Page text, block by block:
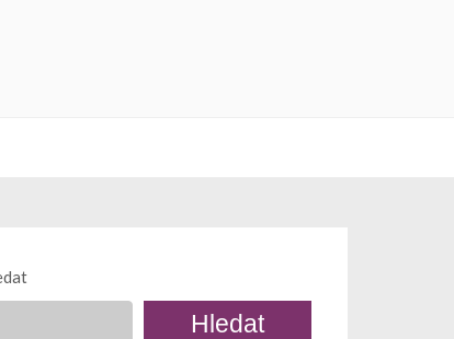
Hledat